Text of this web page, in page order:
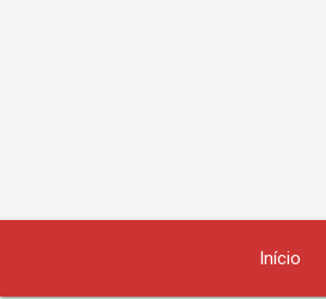
Início